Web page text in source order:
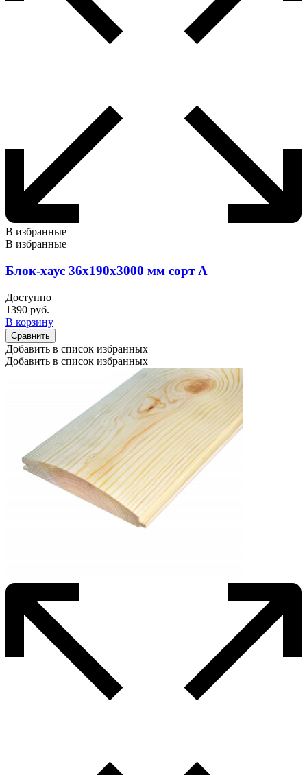
В избранные
В избранные
Блок-хаус 36х190х3000 мм сорт А
Доступно
1390 руб.
В корзину
Сравнить
Добавить в список избранных
Добавить в список избранных